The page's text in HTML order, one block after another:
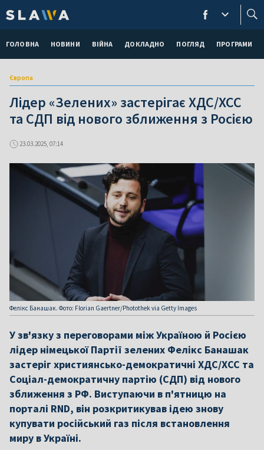
ГОЛОВНА НОВИНИ ВІЙНА ДОКЛАДНО ПОГЛЯД ПРОГРАМИ
Європа
Лідер «Зелених» застерігає ХДС/ХСС
та СДП від нового зближення з Росією
23.03.2025, 07:14
Фелікс Банашак. Фото: Florian Gaertner/Photothek via Getty Images
У зв'язку з переговорами між Україною й Росією
лідер німецької Партії зелених Фелікс Банашак
застеріг християнсько-демократичні ХДС/ХСС та
Соціал-демократичну партію (СДП) від нового
зближення з РФ. Виступаючи в п'ятницю на
порталі RND, він розкритикував ідею знову
купувати російський газ після встановлення
миру в Україні.